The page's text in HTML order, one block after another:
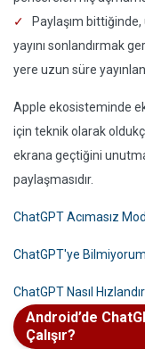
Paylaşım bittiğinde,
yayını sonlandırmak
yere uzun süre
Apple ekosisteminde
için teknik olarak
ekrana geçtiğini
paylaşmasıdır.
ChatGPT Acımasız
ChatGPT'ye
ChatGPT Nasıl
Android’de
Çalışır?